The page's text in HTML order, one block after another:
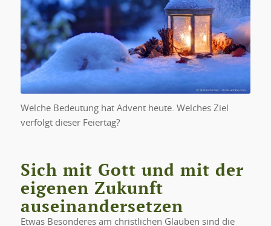
heute. Welches Ziel verfolgt dieser
Feiertag?
Welche Bedeutung hat Advent heute. Welches Ziel
verfolgt dieser Feiertag?
Sich mit Gott und mit der
eigenen Zukunft
auseinandersetzen
Etwas Besonderes am christlichen Glauben sind die